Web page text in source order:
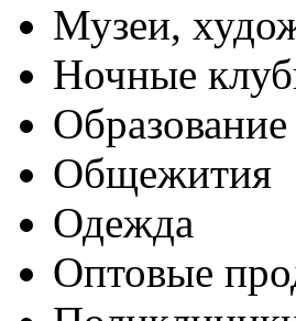
Музеи,
Ночные
Общежития
Одежда
Оптовые